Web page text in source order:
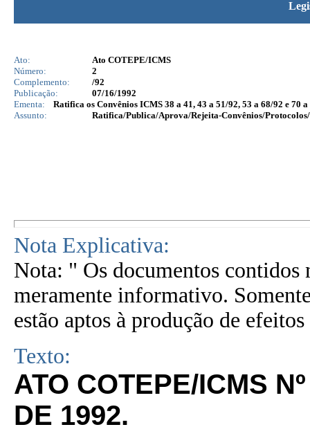
Ato:
Ato COTEPE/ICMS
Número:
2
Complemento:
/92
Publicação:
07/16/1992
Ementa:
Ratifica os Convênios ICMS 38 a 41, 43 a 51/92, 53 a 68/92 e 70
Assunto:
Ratifica/Publica/Aprova/Rejeita-Convênios/
Nota Explicativa:
Nota: " Os documentos contidos
meramente informativo.
estão aptos à produção de
Texto:
ATO COTEPE/ICMS
DE 1992.